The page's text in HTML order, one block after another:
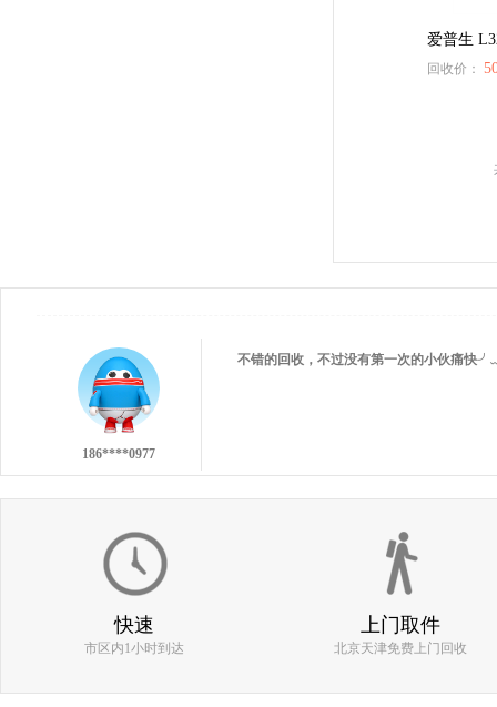
爱普生
回收价：
186****0977
133****1251
快速
市区内1小时到达
上门取件
北京天津免费上门回收